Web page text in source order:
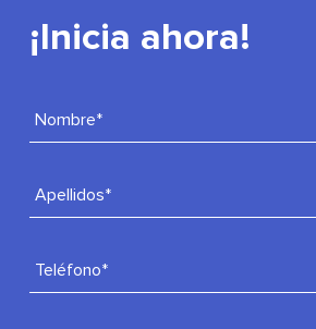
¡Inicia ahora!
Nombre*
Apellidos*
Teléfono*